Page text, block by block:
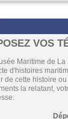
VOS
Maritime de
d'histoires
de cette histoire
la relatant,